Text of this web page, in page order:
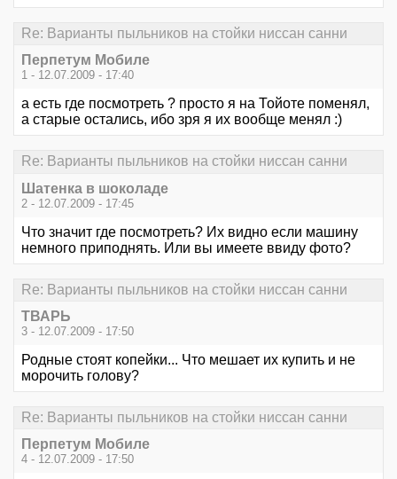
Re: Варианты пыльников на стойки ниссан санни
Перпетум Мобиле
1 - 12.07.2009 - 17:40
а есть где посмотреть ? просто я на Тойоте поменял,
а старые остались, ибо зря я их вообще менял :)
Re: Варианты пыльников на стойки ниссан санни
Шатенка в шоколаде
2 - 12.07.2009 - 17:45
Что значит где посмотреть? Их видно если машину
немного приподнять. Или вы имеете ввиду фото?
Re: Варианты пыльников на стойки ниссан санни
ТВАРЬ
3 - 12.07.2009 - 17:50
Родные стоят копейки... Что мешает их купить и не
морочить голову?
Re: Варианты пыльников на стойки ниссан санни
Перпетум Мобиле
4 - 12.07.2009 - 17:50